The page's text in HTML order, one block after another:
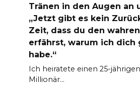
Tränen in den Augen an
„Jetzt gibt es kein
Zeit, dass du den
erfährst, warum ich dich
habe.“
Ich heiratete einen 25-
Millionär…